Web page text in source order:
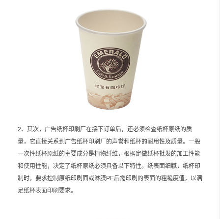
2、其次，广告纸杯印刷厂在接下订单后，还必须检查纸杯原纸的质
量，它直接关系到广告纸杯印刷厂的声誉和纸杯的耐用性及质量。一般
一次性纸杯原纸的主要成分是植物纤维，根据定做纸杯批发的加工性能
和使用性能，决定了纸杯原纸必须具备以下特性。纸表面细腻，纸杯印
制时，要求控制原纸印刷面或淋膜PE后需印刷的表面的粗糙度值，以满
足纸杯表面印刷要求。